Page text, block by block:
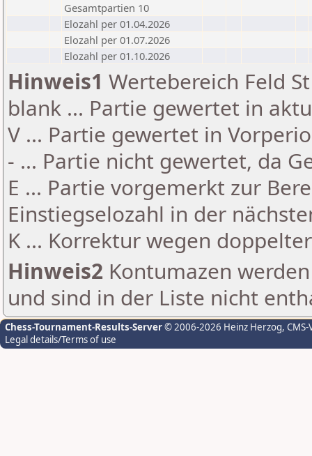
Gesamtpartien 10
Elozahl per 01.04.2026
Elozahl per 01.07.2026
Elozahl per 01.10.2026
Hinweis1 Wertebereich Feld
blank ... Partie gewertet in
V ... Partie gewertet in
- ... Partie nicht gewertet, da
E ... Partie vorgemerkt zur
Einstiegselozahl in der
K ... Korrektur wegen
Hinweis2 Kontumazen
und sind in der Liste nicht
Chess-Tournament-Results-Server© 2006-2026 Heinz Herzog,
Legal details/Terms of use